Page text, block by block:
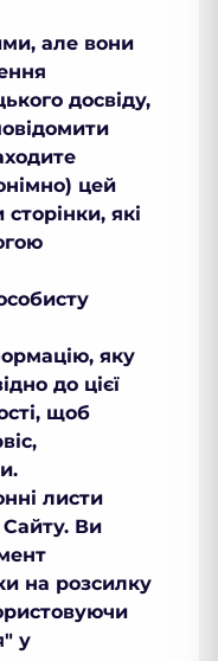
але вони
досвіду,
цей
які
яку
до цієї
щоб
листи
Ви
на розсилку
у